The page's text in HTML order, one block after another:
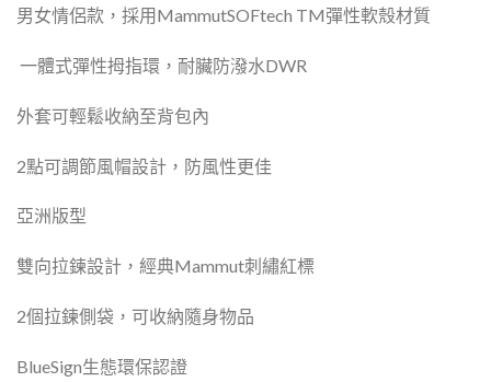
男女情侶款，採用 MammutSOFtech TM彈性軟殼材質
一體式彈性拇指環， 耐臟防潑水DWR
外套可輕鬆收納至背包內
2點可調節風帽設計，防風性更佳
亞洲版型
雙向拉鍊設計 ， 經典Mammut刺繡紅標
2個拉鍊側袋，可收納隨身物品
BlueSign生態環保認證